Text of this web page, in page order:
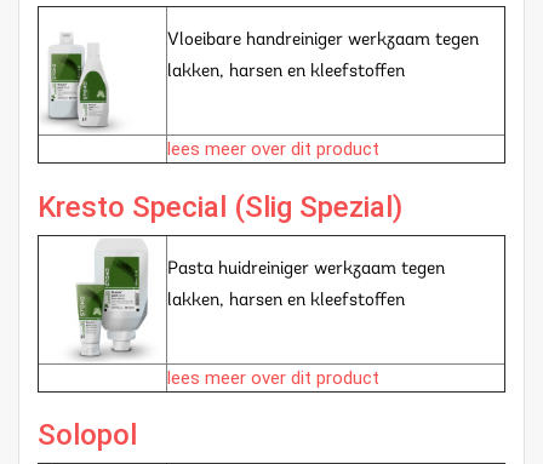
Vloeibare handreiniger werkzaam tegen
lakken, harsen en kleefstoffen
lees meer over dit product
Kresto Special (Slig Spezial)
Pasta huidreiniger werkzaam tegen
lakken, harsen en kleefstoffen
lees meer over dit product
Solopol